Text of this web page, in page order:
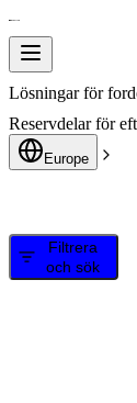
Lösningar för
Reservdelar för
Europe
Filtrera
och sök